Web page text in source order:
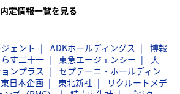
定情報一覧を見る
ェント ADKホールディングス
博報
す二十一 東急エージェンシー
大
ンプラス
セプテーニ・ホールディン
日本企画 東北新社
リクルートメデ